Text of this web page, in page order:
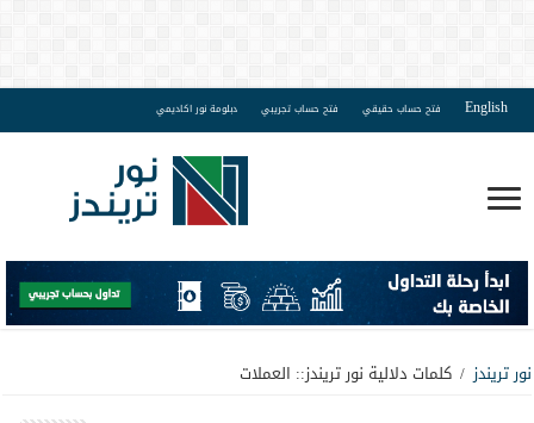
English فتح حساب حقيقي فتح حساب تجريبي دبلومة نور اكاديمي
نور تريندز / كلمات دلالية نور تريندز:: العملات